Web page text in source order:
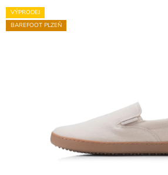
VÝPRODEJ
BAREFOOT PLZEŇ